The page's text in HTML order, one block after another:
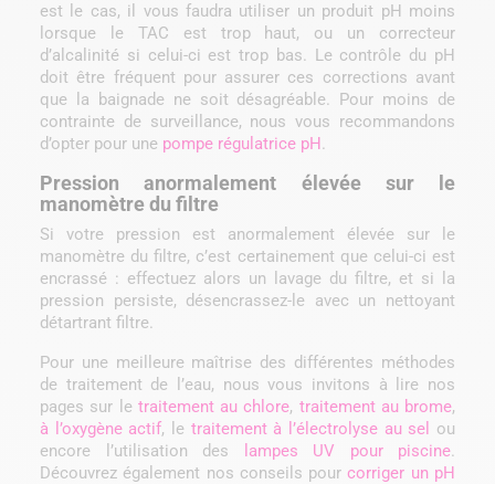
est le cas, il vous faudra utiliser un produit pH moins
lorsque le TAC est trop haut, ou un correcteur
d’alcalinité si celui-ci est trop bas. Le contrôle du pH
doit être fréquent pour assurer ces corrections avant
que la baignade ne soit désagréable. Pour moins de
contrainte de surveillance, nous vous recommandons
d’opter pour une pompe régulatrice pH.
Pression anormalement élevée sur le
manomètre du filtre
Si votre pression est anormalement élevée sur le
manomètre du filtre, c’est certainement que celui-ci est
encrassé : effectuez alors un lavage du filtre, et si la
pression persiste, désencrassez-le avec un nettoyant
détartrant filtre.
Pour une meilleure maîtrise des différentes méthodes
de traitement de l’eau, nous vous invitons à lire nos
pages sur le traitement au chlore, traitement au brome,
à l’oxygène actif, le traitement à l’électrolyse au sel
ou
encore l’utilisation des lampes UV pour piscine.
Découvrez également nos conseils pourcorriger un pH